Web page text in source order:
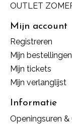
OUTLET
Mijn account
Registreren
Mijn bestellingen
Mijn tickets
Mijn verlanglijst
Informatie
Openingsuren